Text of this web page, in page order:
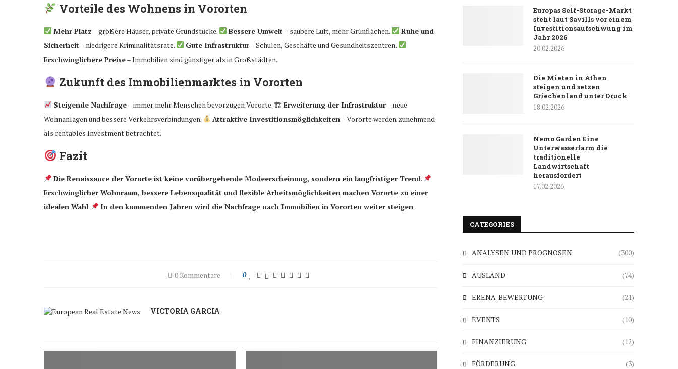
Vorteile des Wohnens in Vororten
Mehr Platz – größere Häuser, private Grundstücke. Bessere Umwelt – saubere Luft, mehr Grünflächen.
Ruhe und
Sicherheit – niedrigere Kriminalitätsrate. Gute Infrastruktur– Schulen, Geschäfte und Gesundheitszentren.
Erschwinglichere Preise– Immobilien sind günstiger als in Großstädten.
Zukunft des Immobilienmarktes in Vororten
Steigende Nachfrage– immer mehr Menschen bevorzugen Vororte. 🏗 Erweiterung der Infrastruktur– neue
Wohnanlagen und bessere Verkehrsverbindungen.
Attraktive Investitionsmöglichkeiten– Vororte werden zunehmend
als rentables Investment betrachtet.
Fazit
Die Renaissance der Vororte ist keine vorübergehende Modeerscheinung, sondern ein langfristiger Trend.
Erschwinglicher Wohnraum, bessere Lebensqualität und flexible Arbeitsmöglichkeiten machen Vororte zu einer
idealen Wahl. In den kommenden Jahren wird die Nachfrage nach Immobilien in Vororten weiter steigen.
0 Kommentare 0
VICTORIA GARCIA
Europas Self-Storage-Markt
steht laut Savills vor einem
Investitionsaufschwung im
Jahr 2026
20.02.2026
Die Mieten in Athen
steigen und setzen
Griechenland unter Druck
18.02.2026
Nemo Garden Eine
Unterwasserfarm die
traditionelle
Landwirtschaft
herausfordert
17.02.2026
CATEGORIES
ANALYSEN UND PROGNOSEN (300)
AUSLAND (74)
ERENA-BEWERTUNG (21)
EVENTS (10)
FINANZIERUNG (12)
FÖRDERUNG (3)